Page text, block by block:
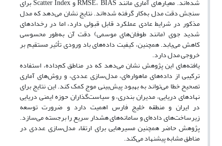
شده‌اند. معیارهای آماری مانند RMSE، BIAS و Scatter Index برای
سنجش دقت مدل به‌کار گرفته شده‌اند. نتایج نشان می‌دهد که مدل
مذکور در شرایط عادی عملکرد قابل قبولی دارد، اما در رخدادهای
شدید جوی (مانند طوفان‌های موسمی) دقت آن به‌طور محسوسی
کاهش می‌یابد. همچنین، کیفیت داده‌های باد ورودی تأثیر مستقیم بر
خروجی مدل دارد.
یافته‌های این پژوهش نشان می‌دهد که در مناطق کم‌داده، استفاده
ترکیبی از داده‌های ماهواره‌ای، مدل‌سازی عددی، و روش‌های آماری
تصحیح خطا می‌تواند به بهبود پیش‌بینی موج کمک کند. این نتایج برای
نهادهای دریایی، مدیران بندری، و سیاست‌گذاران حوزه ایمنی دریایی
در ایران و منطقه خلیج فارس اهمیت دارد و ضرورت توسعه
زیرساخت‌های داده‌ای و سامانه‌های هشدار سریع را برجسته می‌سازد.
پژوهش حاضر همچنین مسیرهایی برای ارتقاء مدل‌سازی عددی در
مناطق مشابه پیشنهاد می‌کند.